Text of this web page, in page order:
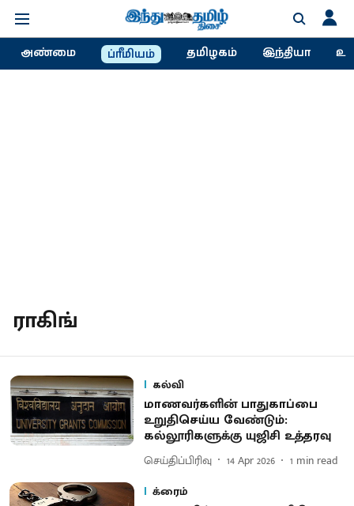
அண்மை ப்ரீமியம் தமிழகம் இந்தியா
ராகிங்
கல்வி
மாணவர்களின் பாதுகாப்பை
உறுதிசெய்ய வேண்டும்:
கல்லூரிகளுக்கு யுஜிசி உத்தரவு
செய்திப்பிரிவு 14 Apr 2026 1 min read
க்ரைம்